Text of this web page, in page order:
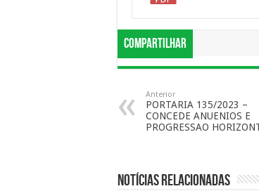
Compartilhar
Anterior
PORTARIA 135/2023 –
CONCEDE ANUENIOS E
PROGRESSAO
Notícias Relacionadas